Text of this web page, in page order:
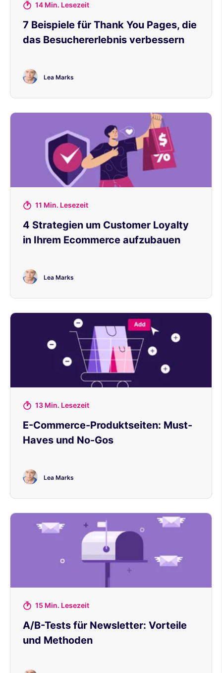
14 Min. Lesezeit
7 Beispiele für Thank You Pages, die
das Besuchererlebnis verbessern
Lea Marks
11 Min. Lesezeit
4 Strategien um Customer Loyalty
in Ihrem Ecommerce aufzubauen
Lea Marks
13 Min. Lesezeit
E-Commerce-Produktseiten: Must-
Haves und No-Gos
Lea Marks
15 Min. Lesezeit
A/B-Tests für Newsletter: Vorteile
und Methoden